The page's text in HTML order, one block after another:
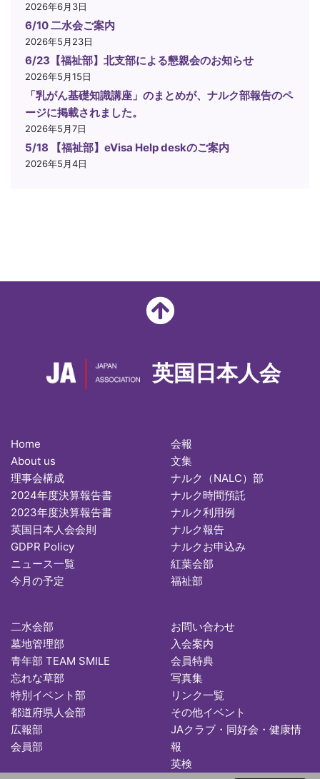
2026年6月3日
6/10 二水会ご案内
2026年5月23日
6/23【福祉部】北支部による懇親会のお知らせ
2026年5月15日
「乳がん基礎知識講座」のまとめが、ナルク部報告のペ
ージに掲載されました。
2026年5月7日
5/18 【福祉部】eVisa Help deskのご案内
2026年5月4日
英国日本人会
Home
About us
理事会構成
2024年度決算報告書
2023年度決算報告書
英国日本人会会則
GDPR Policy
ニュース一覧
今月の予定
会報
文集
ナルク（NALC）部
ナルク時間預託
ナルク利用例
ナルク報告
ナルクお申込み
紅葉会部
福祉部
二水会部
墓地管理部
青年部 TEAM SMILE
忘れな草部
特別イベント部
都道府県人会部
広報部
会員部
お問い合わせ
入会案内
会員特典
写真集
リンク一覧
その他イベント
JAクラブ・同好会・健康情
報
英検